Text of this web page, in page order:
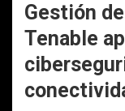
Gestión
Tenable